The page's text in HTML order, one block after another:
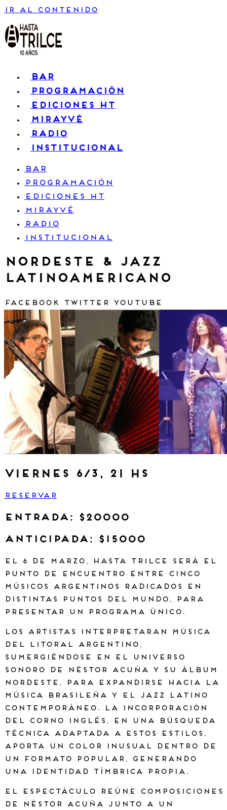
Ir al contenido
BAR
PROGRAMACIÓN
EDICIONES HT
MIRAYVÉ
RADIO
INSTITUCIONAL
BAR
PROGRAMACIÓN
EDICIONES HT
MIRAYVÉ
RADIO
INSTITUCIONAL
Nordeste & Jazz
Latinoamericano
Facebook Twitter Youtube
viernes 6/3, 21 hs
RESERVAR
ENTRADA: $20000
anticipada: $15000
El 6 de marzo, Hasta Trilce será el
punto de encuentro entre cinco
músicos argentinos radicados en
distintas puntos del mundo, para
presentar un programa único.
Los artistas interpretaran música
del litoral argentino,
sumergiéndose en el universo
sonoro de Néstor Acuña y su álbum
Nordeste, para expandirse hacia la
música brasileña y el jazz latino
contemporáneo. La incorporación
del corno inglés, en una búsqueda
técnica adaptada a estos estilos,
aporta un color inusual dentro de
un formato popular, generando
una identidad tímbrica propia.
El espectáculo reúne composiciones
de Néstor Acuña junto a un